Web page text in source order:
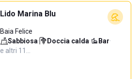
Lido Marina Blu
Baia Felice
Sabbiosa· Doccia calda· Bar·
e altri 11…